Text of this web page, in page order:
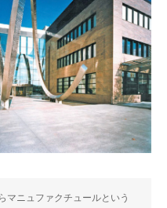
マニュファクチュールという